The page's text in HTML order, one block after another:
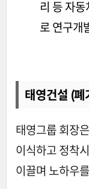
리 등 자
로 연구개
태영건설 (폐
태영그룹 회장
이식하고 정착
이끌며 노하우